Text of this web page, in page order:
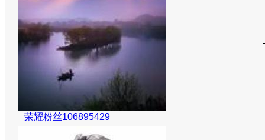
荣耀粉丝106895429